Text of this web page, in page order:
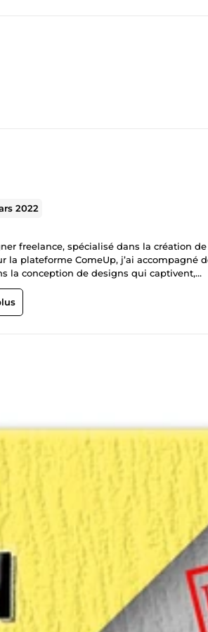
2022
freelance, spécialisé dans la création de
plateforme ComeUp, j’ai accompagné
la conception de designs qui captivent,
que le design graphique est un levier
offrir des créations uniques, modernes et
votre audience et booster votre notoriété.
marque et à votre audience. ✔ Une